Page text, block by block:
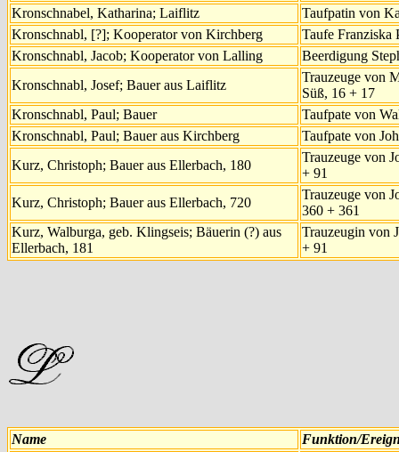
Kronschnabel, Katharina; Laiflitz
Taufpatin von
Kronschnabl, [?]; Kooperator von Kirchberg
Taufe Franziska
Kronschnabl, Jacob; Kooperator von Lalling
Beerdigung
Kronschnabl, Josef; Bauer aus Laiflitz
Trauzeuge von
Süß, 16 + 17
Kronschnabl, Paul; Bauer
Taufpate von
Kronschnabl, Paul; Bauer aus Kirchberg
Taufpate von
Kurz, Christoph; Bauer aus Ellerbach, 180
Trauzeuge von
+ 91
Kurz, Christoph; Bauer aus Ellerbach, 720
Trauzeuge von
360 + 361
Kurz, Walburga, geb. Klingseis; Bäuerin (?) aus
Ellerbach, 181
Trauzeugin von
+ 91
Name
Funktion/